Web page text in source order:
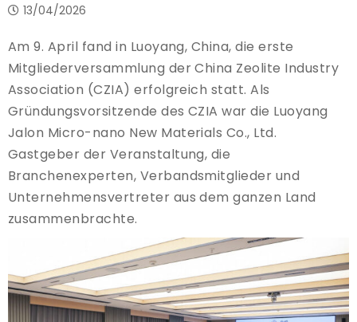
13/04/2026
Am 9. April fand in Luoyang, China, die erste
Mitgliederversammlung der China Zeolite Industry
Association (CZIA) erfolgreich statt. Als
Gründungsvorsitzende des CZIA war die Luoyang
Jalon Micro-nano New Materials Co., Ltd.
Gastgeber der Veranstaltung, die
Branchenexperten, Verbandsmitglieder und
Unternehmensvertreter aus dem ganzen Land
zusammenbrachte.